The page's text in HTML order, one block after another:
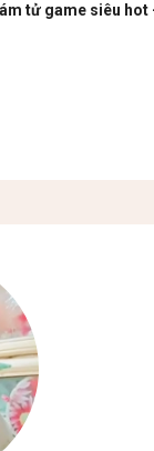
tử game siêu hot